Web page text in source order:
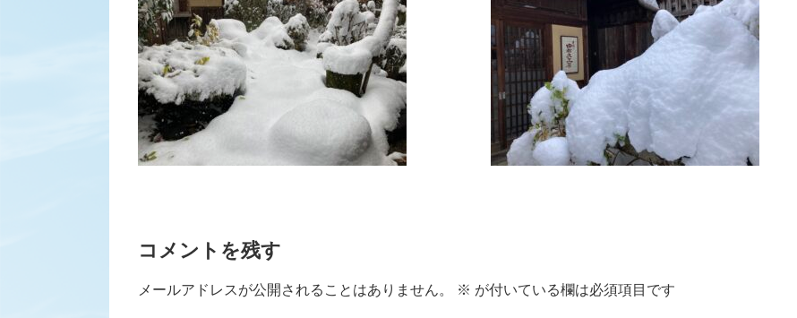
コメントを残す
メールアドレスが公開されることはありません。 ※ が付いている欄は必須項目です